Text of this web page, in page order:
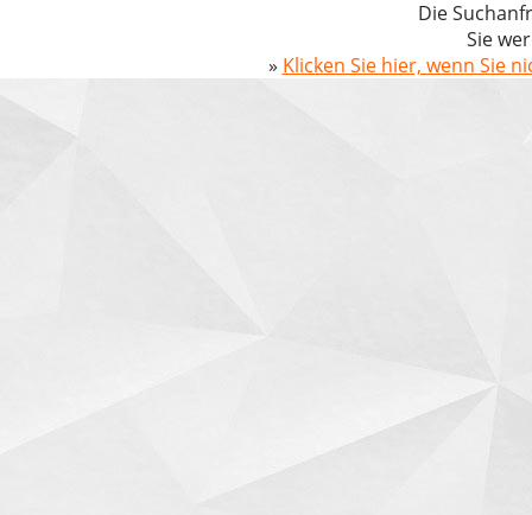
Die
Sie
» Klicken Sie hier, wenn Sie